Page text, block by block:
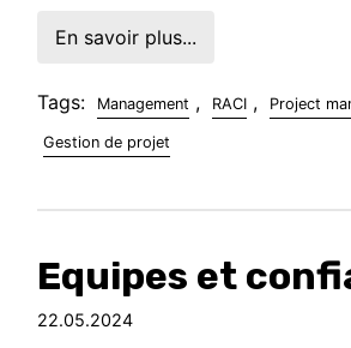
En savoir plus...
Tags: Management , RACI , Project
Gestion de projet
Equipes et
22.05.2024